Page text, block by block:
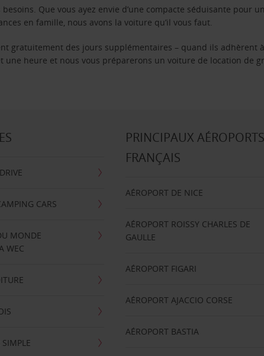
Que vous ayez envie d’une compacte séduisante pour
en famille, nous avons la voiture qu’il vous faut.
gratuitement des jours supplémentaires – quand ils adhèrent
heure et nous vous préparerons un voiture de location de
CARS
MONDE
WEC
PRINCIPAUX AÉROPORTS
FRANÇAIS
AÉROPORT DE NICE
AÉROPORT ROISSY CHARLES DE
GAULLE
AÉROPORT FIGARI
AÉROPORT AJACCIO CORSE
AÉROPORT BASTIA